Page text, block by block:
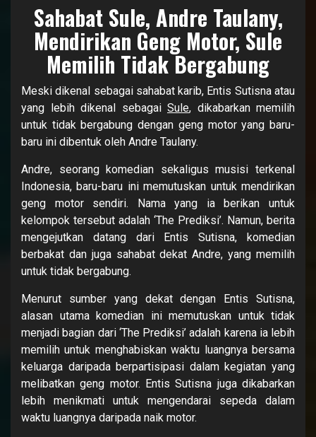
Sahabat Sule, Andre Taulany,
Mendirikan Geng Motor, Sule
Memilih Tidak Bergabung
Meski dikenal sebagai sahabat karib, Entis Sutisna atau
yang lebih dikenal sebagai Sule, dikabarkan memilih
untuk tidak bergabung dengan geng motor yang baru-
baru ini dibentuk oleh Andre Taulany.
Andre, seorang komedian sekaligus musisi terkenal
Indonesia, baru-baru ini memutuskan untuk mendirikan
geng motor sendiri. Nama yang ia berikan untuk
kelompok tersebut adalah ‘The Prediksi’. Namun, berita
mengejutkan datang dari Entis Sutisna, komedian
berbakat dan juga sahabat dekat Andre, yang memilih
untuk tidak bergabung.
Menurut sumber yang dekat dengan Entis Sutisna,
alasan utama komedian ini memutuskan untuk tidak
menjadi bagian dari ‘The Prediksi’ adalah karena ia lebih
memilih untuk menghabiskan waktu luangnya bersama
keluarga daripada berpartisipasi dalam kegiatan yang
melibatkan geng motor. Entis Sutisna juga dikabarkan
lebih menikmati untuk mengendarai sepeda dalam
waktu luangnya daripada naik motor.